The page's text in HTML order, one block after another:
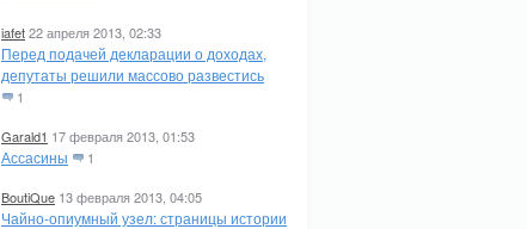
iafet22 апреля 2013, 02:33
Перед подачей декларации о доходах,
депутаты решили массово развестись
1
Garald1 17 февраля 2013, 01:53
Ассасины 1
BoutiQue 13 февраля 2013, 04:05
Чайно-опиумный узел: страницы истории